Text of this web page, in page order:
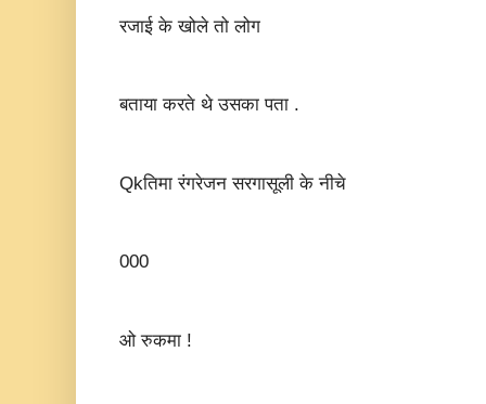
रजाई के खोले तो लोग
बताया करते थे उसका पता .
Qkतिमा रंगरेजन सरगासूली के नीचे
000
ओ रुकमा !